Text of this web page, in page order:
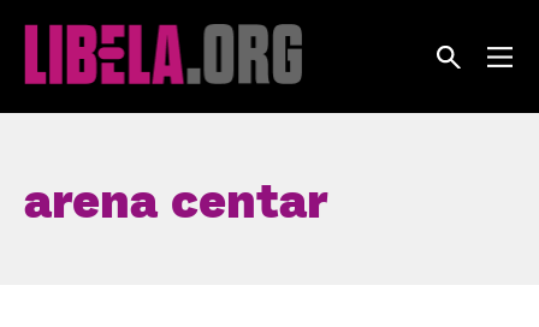
arena centar